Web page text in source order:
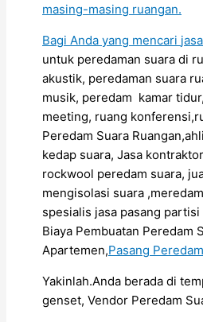
masing-masing ruangan.
Bagi Anda yang mencari
untuk peredaman suara di
akustik, peredaman suara
musik, peredam kamar
meeting, ruang
Peredam Suara
kedap suara, Jasa
rockwool peredam suara,
mengisolasi suara
spesialis jasa pasang
Biaya Pembuatan Peredam
Apartemen,Pasang
Yakinlah.Anda berada di
genset, Vendor Peredam